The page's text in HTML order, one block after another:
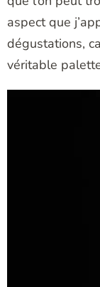
aspect que
dégustations,
véritable